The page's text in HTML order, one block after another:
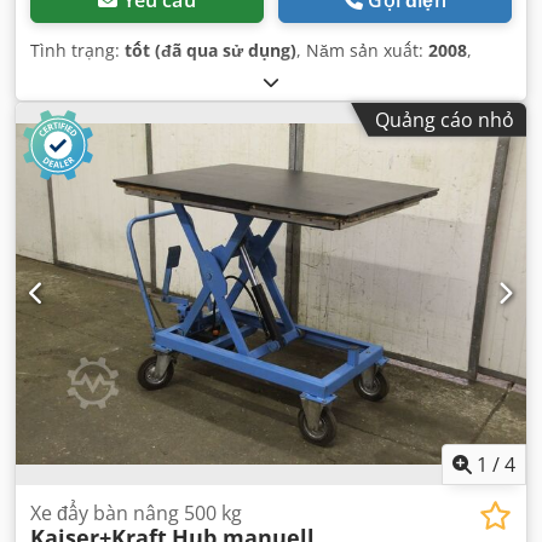
Tình trạng: tốt (đã qua sử dụng), Năm sản xuất: 2008,
Quảng cáo nhỏ
1 /4
Xe đẩy bàn nâng 500 kg